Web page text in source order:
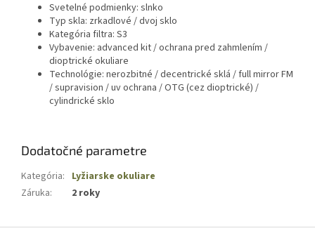
Svetelné podmienky: slnko
Typ skla: zrkadlové / dvoj sklo
Kategória filtra: S3
Vybavenie: advanced kit / ochrana pred zahmlením /
dioptrické okuliare
Technológie: nerozbitné / decentrické sklá / full mirror FM
/ supravision / uv ochrana / OTG (cez dioptrické) /
cylindrické sklo
Dodatočné parametre
Kategória: Lyžiarske okuliare
Záruka: 2 roky